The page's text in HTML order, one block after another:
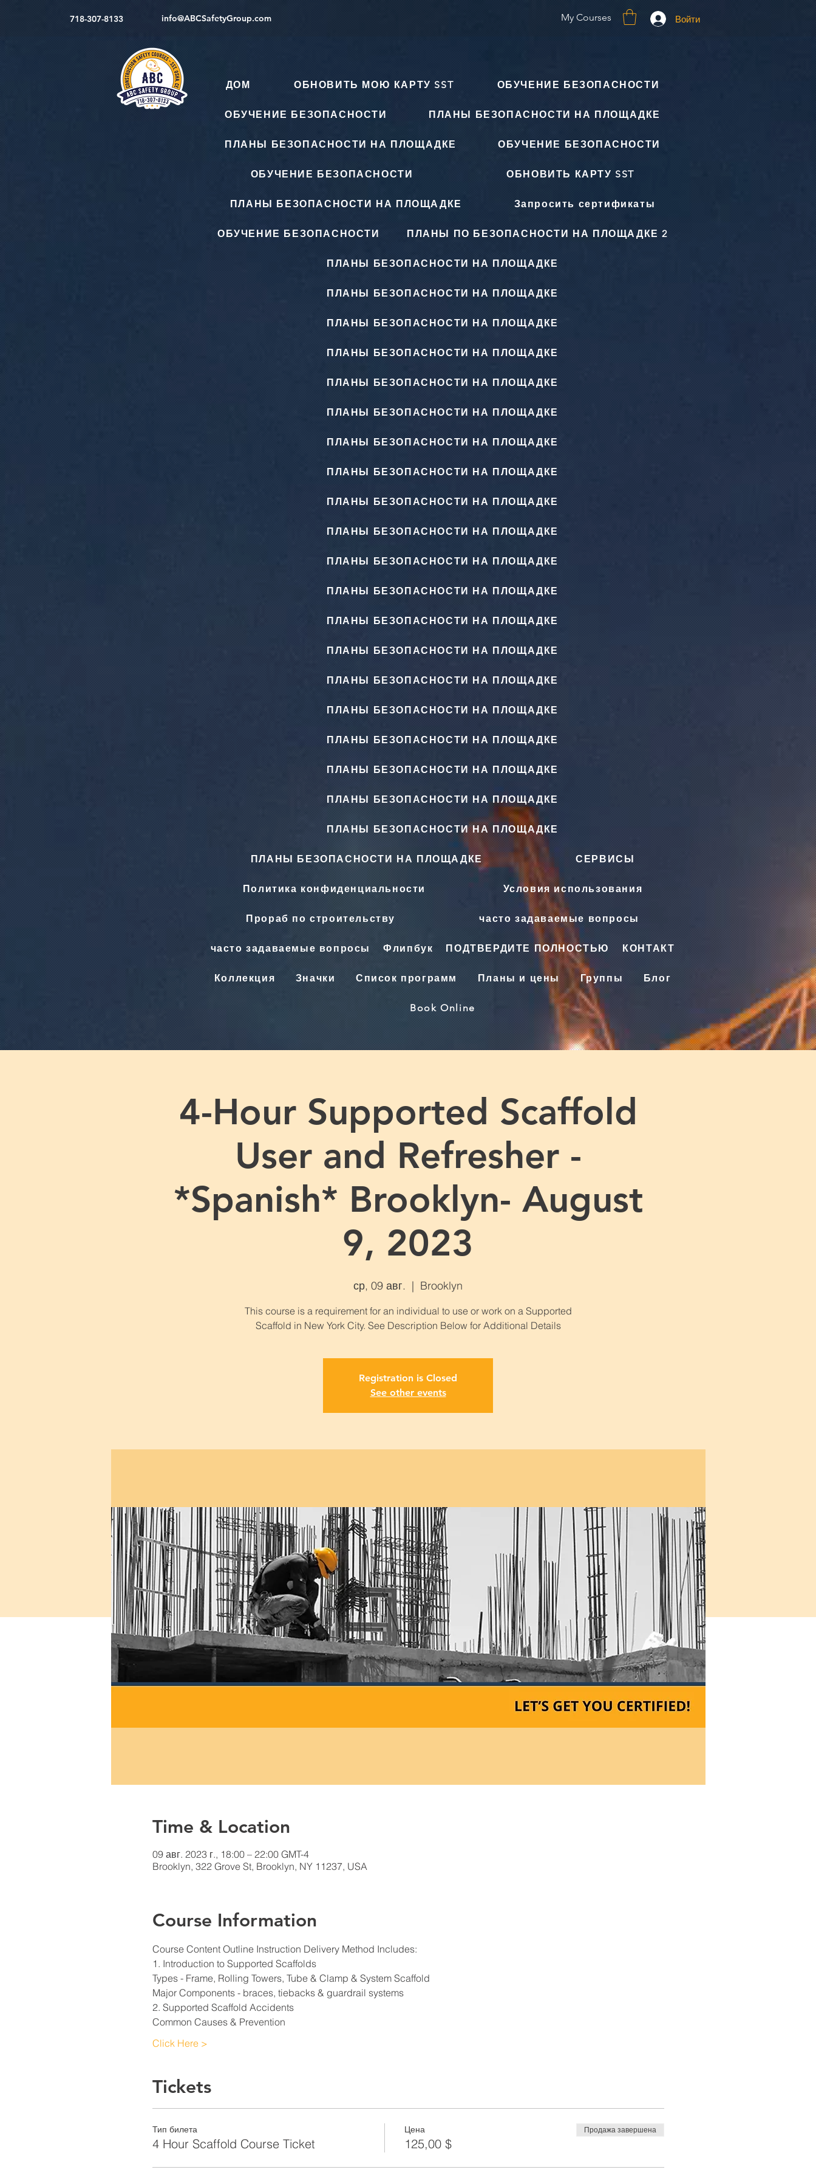
718-307-8133 info@ABCSafetyGroup.com My Courses Войти
ДОМ ОБНОВИТЬ МОЮ КАРТУ SST ОБУЧЕНИЕ БЕЗОПАСНОСТИ
ОБУЧЕНИЕ БЕЗОПАСНОСТИ ПЛАНЫ БЕЗОПАСНОСТИ НА ПЛОЩАДКЕ
ПЛАНЫ БЕЗОПАСНОСТИ НА ПЛОЩАДКЕ ОБУЧЕНИЕ БЕЗОПАСНОСТИ
ОБУЧЕНИЕ БЕЗОПАСНОСТИ ОБНОВИТЬ КАРТУ SST
ПЛАНЫ БЕЗОПАСНОСТИ НА ПЛОЩАДКЕ Запросить сертификаты
ОБУЧЕНИЕ БЕЗОПАСНОСТИ ПЛАНЫ ПО БЕЗОПАСНОСТИ НА ПЛОЩАДКЕ 2
ПЛАНЫ БЕЗОПАСНОСТИ НА ПЛОЩАДКЕ
ПЛАНЫ БЕЗОПАСНОСТИ НА ПЛОЩАДКЕ
ПЛАНЫ БЕЗОПАСНОСТИ НА ПЛОЩАДКЕ
ПЛАНЫ БЕЗОПАСНОСТИ НА ПЛОЩАДКЕ
ПЛАНЫ БЕЗОПАСНОСТИ НА ПЛОЩАДКЕ
ПЛАНЫ БЕЗОПАСНОСТИ НА ПЛОЩАДКЕ
ПЛАНЫ БЕЗОПАСНОСТИ НА ПЛОЩАДКЕ
ПЛАНЫ БЕЗОПАСНОСТИ НА ПЛОЩАДКЕ
ПЛАНЫ БЕЗОПАСНОСТИ НА ПЛОЩАДКЕ
ПЛАНЫ БЕЗОПАСНОСТИ НА ПЛОЩАДКЕ
ПЛАНЫ БЕЗОПАСНОСТИ НА ПЛОЩАДКЕ
ПЛАНЫ БЕЗОПАСНОСТИ НА ПЛОЩАДКЕ
ПЛАНЫ БЕЗОПАСНОСТИ НА ПЛОЩАДКЕ
ПЛАНЫ БЕЗОПАСНОСТИ НА ПЛОЩАДКЕ
ПЛАНЫ БЕЗОПАСНОСТИ НА ПЛОЩАДКЕ
ПЛАНЫ БЕЗОПАСНОСТИ НА ПЛОЩАДКЕ
ПЛАНЫ БЕЗОПАСНОСТИ НА ПЛОЩАДКЕ
ПЛАНЫ БЕЗОПАСНОСТИ НА ПЛОЩАДКЕ
ПЛАНЫ БЕЗОПАСНОСТИ НА ПЛОЩАДКЕ
ПЛАНЫ БЕЗОПАСНОСТИ НА ПЛОЩАДКЕ
ПЛАНЫ БЕЗОПАСНОСТИ НА ПЛОЩАДКЕ СЕРВИСЫ
Политика конфиденциальности Условия использования
Прораб по строительству часто задаваемые вопросы
часто задаваемые вопросы Флипбук ПОДТВЕРДИТЕ ПОЛНОСТЬЮ КОНТАКТ
Коллекция Значки Список программ Планы и цены Группы Блог
Book Online
4-Hour Supported Scaffold
User and Refresher -
*Spanish* Brooklyn- August
9, 2023
ср, 09 авг.
  |
Brooklyn
This course is a requirement for an individual to use or work on a Supported
Scaffold in New York City. See Description Below for Additional Details
Registration is Closed
See other events
Time & Location
09 авг. 2023 г., 18:00 – 22:00 GMT-4
Brooklyn, 322 Grove St, Brooklyn, NY 11237, USA
Course Information
Course Content Outline Instruction Delivery Method Includes:
1. Introduction to Supported Scaffolds
Types - Frame, Rolling Towers, Tube & Clamp & System Scaffold
Major Components - braces, tiebacks & guardrail systems
2. Supported Scaffold Accidents
Common Causes & Prevention
Click Here >
Tickets
Тип билета
4 Hour Scaffold Course Ticket
Цена
125,00 $
Продажа завершена